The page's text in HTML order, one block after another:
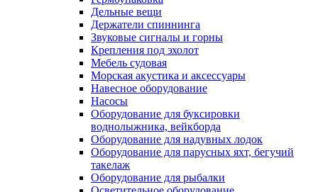
Дельные вещи
Держатели спиннинга
Звуковые сигналы и горны
Крепления под эхолот
Мебель судовая
Морская акустика и аксессуары
Навесное оборудование
Насосы
Оборудование для буксировки
воднолыжника, вейкборда
Оборудование для надувных лодок
Оборудование для парусных яхт, бегучий
такелаж
Оборудование для рыбалки